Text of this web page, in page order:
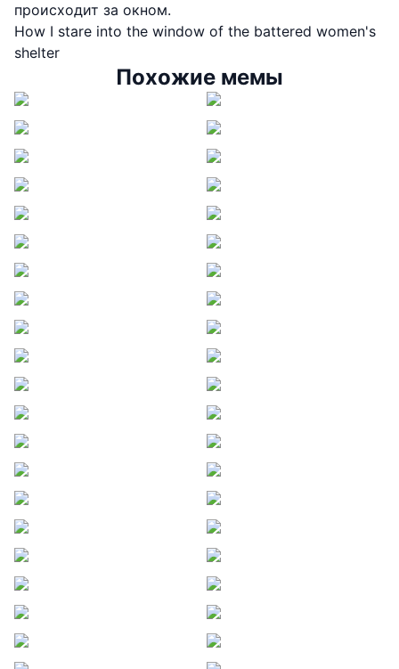
происходит за окном.
How I stare into the window of the battered women's
shelter
Похожие мемы